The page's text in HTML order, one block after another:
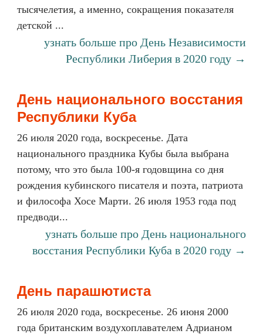
тысячелетия, а именно, сокращения показателя
детской ...
узнать больше про День Независимости
Республики Либерия в 2020 году →
День национального восстания
Республики Куба
26 июля 2020 года, воскресенье. Дата
национального праздника Кубы была выбрана
потому, что это была 100-я годовщина со дня
рождения кубинского писателя и поэта, патриота
и философа Хосе Марти. 26 июля 1953 года под
предводи...
узнать больше про День национального
восстания Республики Куба в 2020 году →
День парашютиста
26 июля 2020 года, воскресенье. 26 июня 2000
года британским воздухоплавателем Адрианом